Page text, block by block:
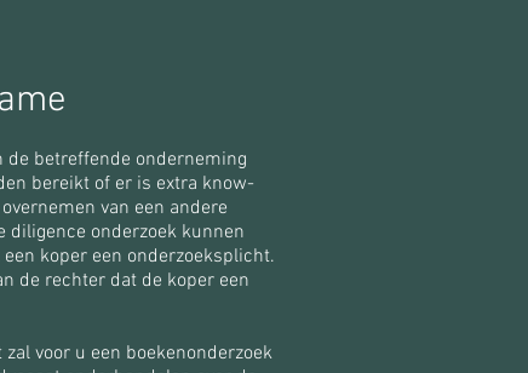
de betreffende onderneming
bereikt of er is extra know-
van een andere
diligence onderzoek kunnen
koper een onderzoeksplicht.
de rechter dat de koper een
voor u een boekenonderzoek